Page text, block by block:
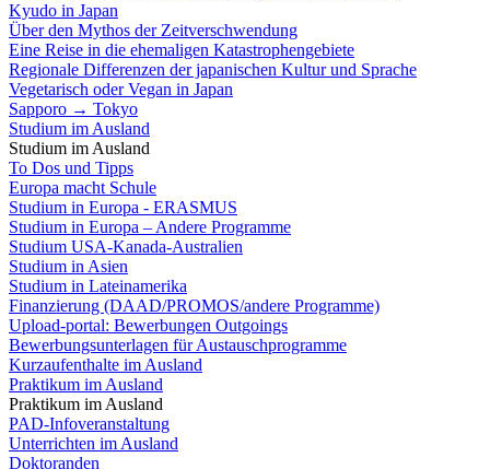
Kyudo in Japan
Über den Mythos der Zeitverschwendung
Eine Reise in die ehemaligen Katastrophengebiete
Regionale Differenzen der japanischen Kultur und Sprache
Vegetarisch oder Vegan in Japan
Sapporo → Tokyo
Studium im Ausland
Studium im Ausland
To Dos und Tipps
Europa macht Schule
Studium in Europa - ERASMUS
Studium in Europa – Andere Programme
Studium USA-Kanada-Australien
Studium in Asien
Studium in Lateinamerika
Finanzierung (DAAD/PROMOS/andere Programme)
Upload-portal: Bewerbungen Outgoings
Bewerbungsunterlagen für Austauschprogramme
Kurzaufenthalte im Ausland
Praktikum im Ausland
Praktikum im Ausland
PAD-Infoveranstaltung
Unterrichten im Ausland
Doktoranden